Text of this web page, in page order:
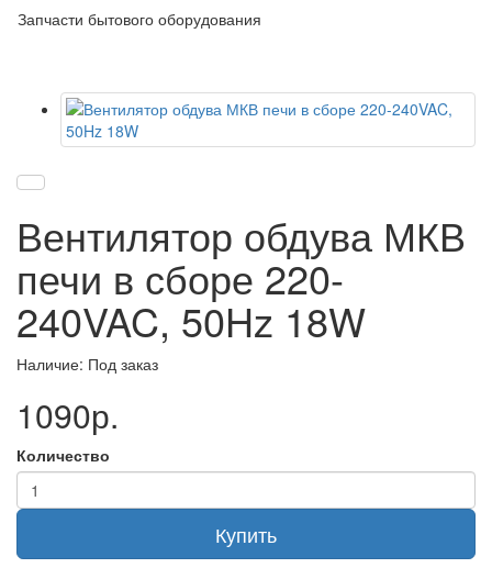
Запчасти бытового оборудования
Вентилятор обдува МКВ
печи в сборе 220-
240VAC, 50Hz 18W
Наличие: Под заказ
1090р.
Количество
Купить